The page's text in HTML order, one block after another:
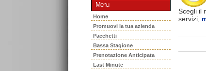
Menu
Home
Promuovi la tua azienda
Pacchetti
Bassa Stagione
Prenotazione Anticipata
Last Minute
Scegli il
servizi,